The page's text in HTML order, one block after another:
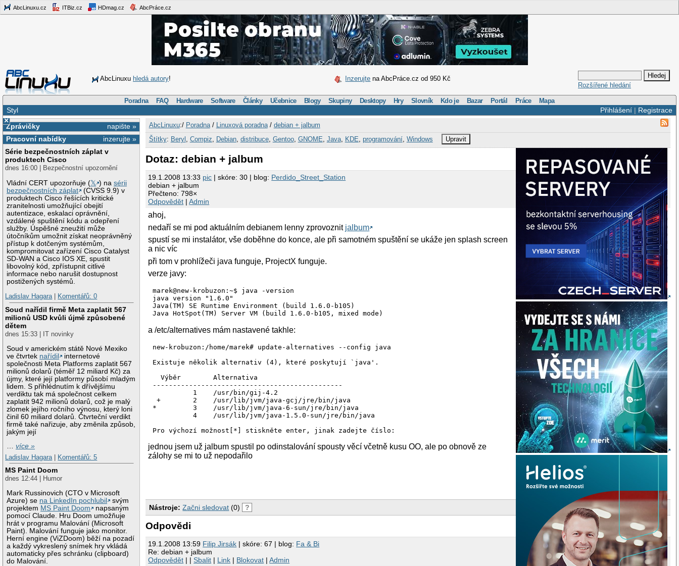
AbcLinuxu.cz ITBiz.cz HDmag.cz AbcPráce.cz
AbcLinuxu hledá autory! Inzerujte na AbcPráce.cz od 950 Kč
Rozšířené hledání
Poradna FAQ Hardware Software Články Učebnice Blogy Skupiny Desktopy Hry Slovník Kdo je Bazar Portál Práce Mapa
Přihlášení| Registrace
Styl
×
napište »
Zprávičky
inzerujte »
Pracovní nabídky
Série bezpečnostních záplat v
produktech Cisco
dnes 16:00 | Bezpečnostní upozornění
Vládní CERT upozorňuje (𝕏 ) nasérii
bezpečnostních záplat
(CVSS 9.9) v
produktech Cisco řešících kritické
zranitelnosti umožňující obejití
autentizace, eskalaci oprávnění,
vzdálené spuštění kódu a odepření
služby. Úspěšné zneužití může
útočníkům umožnit získat neoprávněný
přístup k dotčeným systémům,
kompromitovat zařízení Cisco Catalyst
SD-WAN a Cisco IOS XE, spustit
libovolný kód, zpřístupnit citlivé
informace nebo narušit dostupnost
postižených systémů.
Ladislav Hagara| Komentářů: 0
Soud nařídil firmě Meta zaplatit 567
milionů USD kvůli újmě způsobené
dětem
dnes 15:33 | IT novinky
Soud v americkém státě Nové Mexiko
ve čtvrtek nařídil
internetové
společnosti Meta Platforms zaplatit 567
milionů dolarů (téměř 12 miliard Kč) za
újmy, které její platformy působí mladým
lidem. S přihlédnutím k dřívějšímu
verdiktu tak má společnost celkem
zaplatit 942 milionů dolarů, což je malý
zlomek jejího ročního výnosu, který loni
činil 60 miliard dolarů. Čtvrteční verdikt
firmě také nařizuje, aby změnila způsob,
jakým její
…více »
Ladislav Hagara
Komentářů: 5
MS Paint Doom
dnes 12:44 | Humor
Mark Russinovich (CTO v Microsoft
Azure) se na LinkedIn pochlubil
svým
projektem MS Paint Doom
napsaným
pomocí Claude. Hru Doom umožňuje
hrát v programu Malování (Microsoft
Paint). Malování funguje jako monitor.
Herní engine (ViZDoom) běží na pozadí
a každý vykreslený snímek hry vkládá
automaticky přes schránku (clipboard)
do Malování.
AbcLinuxu:/ Poradna/ Linuxová poradna/ debian + jalbum
Štítky: Beryl Compiz Debian, distribuce, Gentoo, GNOME Java, KDE programování, Windows Upravit
Dotaz: debian + jalbum
19.1.2008 13:33 pic | skóre: 30 | blog: Perdido_Street_Station
debian + jalbum
Přečteno: 798×
Odpovědět |Admin
ahoj,
nedaří se mi pod aktuálním debianem lenny zprovoznit jalbum
spustí se mi instalátor, vše doběhne do konce, ale při samotném spuštění se ukáže jen splash screen
a nic víc
při tom v prohlížeči java funguje, ProjectX funguje.
verze javy:
marek@new-krobuzon:~$ java -version
java version "1.6.0"
Java(TM) SE Runtime Environment (build 1.6.0-b105)
Java HotSpot(TM) Server VM (build 1.6.0-b105, mixed mode)
a /etc/alternatives mám nastavené takhle:
new-krobuzon:/home/marek# update-alternatives --config java
Existuje několik alternativ (4), které poskytují `java'.
  Výběr        Alternativa
-----------------------------------------------
          1    /usr/bin/gij-4.2
+        2    /usr/lib/jvm/java-gcj/jre/bin/java
*         3    /usr/lib/jvm/java-6-sun/jre/bin/java
          4    /usr/lib/jvm/java-1.5.0-sun/jre/bin/java
jednou jsem už jalbum spustil po odinstalování spousty věcí včetně kusu OO, ale po obnově ze
zálohy se mi to už nepodařilo
Nástroje: Začni sledovat (0) ?
Odpovědi
19.1.2008 13:59 Filip Jirsák | skóre: 67 | blog: Fa & Bi
Re: debian + jalbum
Odpovědět | |Sbalit | Link | Blokovat |Admin